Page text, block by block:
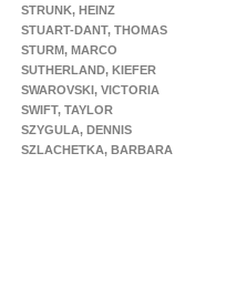
STRUNK, HEINZ
STUART-DANT, THOMAS
STURM, MARCO
SUTHERLAND, KIEFER
SWAROVSKI, VICTORIA
SWIFT, TAYLOR
SZYGULA, DENNIS
SZLACHETKA, BARBARA